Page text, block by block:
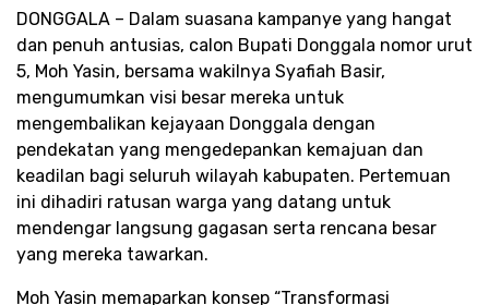
DONGGALA – Dalam suasana kampanye yang hangat
dan penuh antusias, calon Bupati Donggala nomor urut
5, Moh Yasin, bersama wakilnya Syafiah Basir,
mengumumkan visi besar mereka untuk
mengembalikan kejayaan Donggala dengan
pendekatan yang mengedepankan kemajuan dan
keadilan bagi seluruh wilayah kabupaten. Pertemuan
ini dihadiri ratusan warga yang datang untuk
mendengar langsung gagasan serta rencana besar
yang mereka tawarkan.
Moh Yasin memaparkan konsep “Transformasi